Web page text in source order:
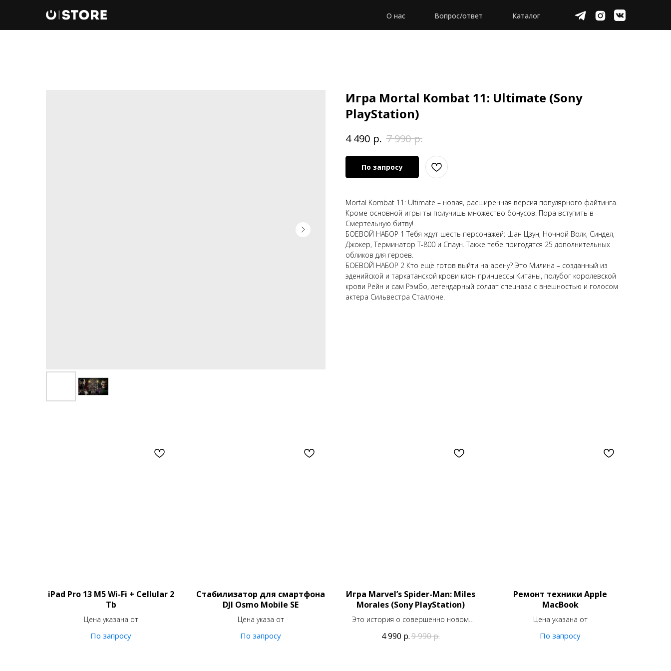
О нас Вопрос/ответ Каталог
Игра Mortal Kombat 11: Ultimate (Sony
PlayStation)
4 490 р. 7 990 р.
По запросу
Mortal Kombat 11: Ultimate – новая, расширенная версия популярного файтинга.
Кроме основной игры ты получишь множество бонусов. Пора вступить в
Смертельную битву!
БОЕВОЙ НАБОР 1 Тебя ждут шесть персонажей: Шан Цзун, Ночной Волк, Синдел,
Джокер, Терминатор Т-800 и Спаун. Также тебе пригодятся 25 дополнительных
обликов для героев.
БОЕВОЙ НАБОР 2 Кто ещё готов выйти на арену? Это Милина – созданный из
эденийской и таркатанской крови клон принцессы Китаны, полубог королевской
крови Рейн и сам Рэмбо, легендарный солдат спецназа с внешностью и голосом
актера Сильвестра Сталлоне.
iPad Pro 13 M5 Wi-Fi + Cellular 2
Tb
Цена указана от
Стабилизатор для смартфона
DJI Osmo Mobile SE
Цена указа от
Игра Marvel’s Spider-Man: Miles
Morales (Sony PlayStation)
Это история о совершенно новом
4 990 р.9 990р.
Ремонт техники Apple
MacBook
Цена указана от